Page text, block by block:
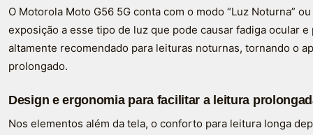
O Motorola Moto G56 5G conta com o modo “Luz Noturna”
exposição a esse tipo de luz que pode causar fadiga ocular
altamente recomendado para leituras noturnas, tornando o
prolongado.
Design e ergonomia para facilitar a leitura
Nos elementos além da tela, o conforto para leitura longa